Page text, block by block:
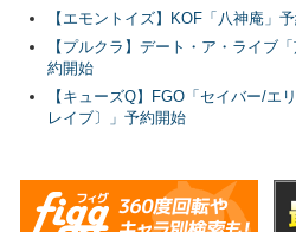
【エモントイズ】KOF「八神庵」
【プルクラ】デート・ア・ライブ
約開始
【キューズQ】FGO「セイバー/エ
レイブ〕」予約開始